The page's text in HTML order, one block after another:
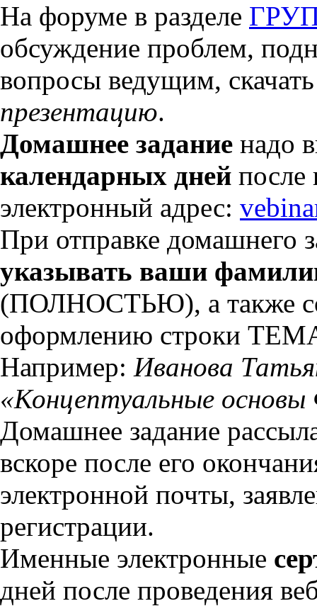
На форуме в разделе
обсуждение проблем,
вопросы ведущим,
презентацию.
Домашнее задание надо
календарных дней после
электронный адрес:
При отправке домашнего
указывать ваши
(ПОЛНОСТЬЮ), а также
оформлению строки
Например: Иванова
«Концептуальные
Домашнее задание
вскоре после его
электронной почты,
регистрации.
Именные электронные
дней после проведения